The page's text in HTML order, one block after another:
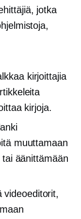
jotka
kirjoittajia
kirjoja.
muuttamaan
äänittämään
videoeditorit,